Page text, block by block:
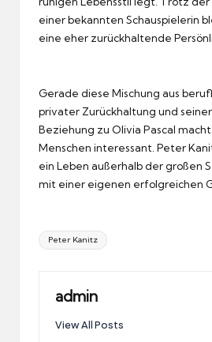
einer bekannten Schauspielerin
eine eher zurückhaltende
Gerade diese Mischung aus
privater Zurückhaltung und
Beziehung zu Olivia Pascal
Menschen interessant. Peter
ein Leben außerhalb der großen
mit einer eigenen erfolgreichen
Tags:
Peter Kanitz
admin
View All Posts